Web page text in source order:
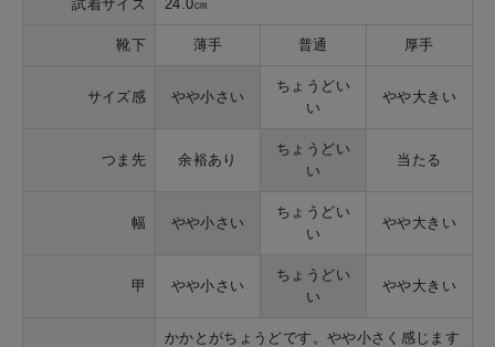
試着サイズ 24.0㎝
靴下 薄手 普通 厚手
サイズ感 やや小さい
ちょうどい
い
やや大きい
つま先 余裕あり
ちょうどい
い
当たる
幅 やや小さい
ちょうどい
い
やや大きい
甲 やや小さい
ちょうどい
い
やや大きい
かかとがちょうどです。やや小さく感じます